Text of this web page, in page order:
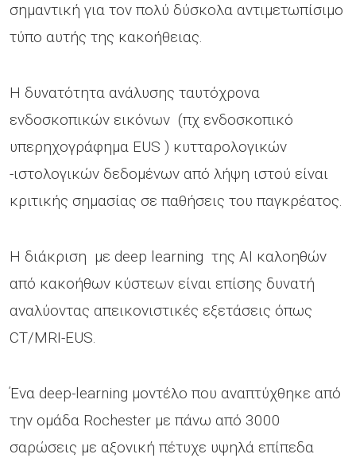
σημαντική για τον πολύ δύσκολα αντιμετωπίσιμο
τύπο αυτής της κακοήθειας.
Η δυνατότητα ανάλυσης ταυτόχρονα
ενδοσκοπικών εικόνων (πχ ενδοσκοπικό
υπερηχογράφημα EUS ) κυτταρολογικών
-ιστολογικών δεδομένων από λήψη ιστού είναι
κριτικής σημασίας σε παθήσεις του παγκρέατος.
Η διάκριση με deep learning της AI καλοηθών
από κακοήθων κύστεων είναι επίσης δυνατή
αναλύοντας απεικονιστικές εξετάσεις όπως
CT/MRI-EUS.
Ένα deep-learning μοντέλο που αναπτύχθηκε από
την ομάδα Rochester με πάνω από 3000
σαρώσεις με αξονική πέτυχε υψηλά επίπεδα